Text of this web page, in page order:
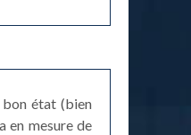
bon état (bien
en mesure de